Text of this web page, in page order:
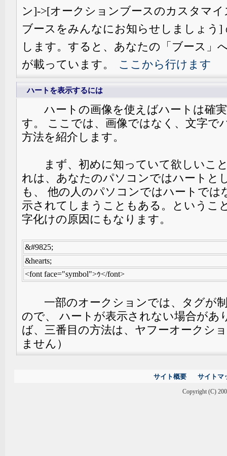
ン]->[オークションブースのカスタマ
ブースをみんなにお知らせしましょう]
します。すると、あなたの「ブース」
が載っています。
ここから行けます
ハートを表示するには
ハートの画像を使えばハートは確実
す。 ここでは、画像ではなく、文字で
方法を紹介します。
まず、初めに知っていて欲しいこ
れは、あなたのパソコンではハートと
も、 他の人のパソコンではハートでは
示されてしまうこともある。というこ
字化けの原因にもなります。
&#9825;
&hearts;
<font face="symbol">ｩ</font>
一部のオークションでは、タグが
ので、 ハートが表示されない場合があ
ば、三番目の方法は、ヤフーオークシ
ません）
サイト概要 サイトマ
Copyright (C)